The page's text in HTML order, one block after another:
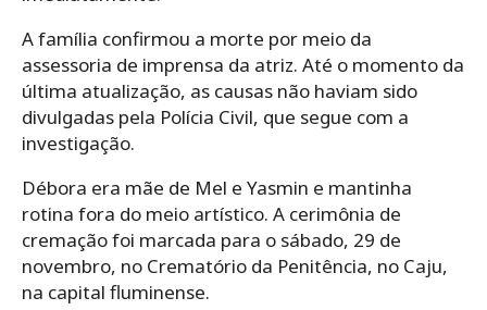
A família confirmou a morte por meio da
assessoria de imprensa da atriz. Até o momento da
última atualização, as causas não haviam sido
divulgadas pela Polícia Civil, que segue com a
investigação.
Débora era mãe de Mel e Yasmin e mantinha
rotina fora do meio artístico. A cerimônia de
cremação foi marcada para o sábado, 29 de
novembro, no Crematório da Penitência, no Caju,
na capital fluminense.